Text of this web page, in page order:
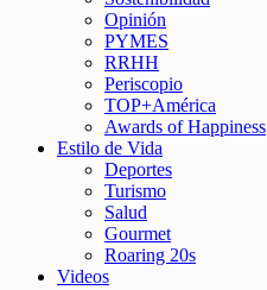
Opinión
PYMES
RRHH
Periscopio
TOP+América
Awards of Happiness
Estilo de Vida
Deportes
Turismo
Salud
Gourmet
Roaring 20s
Videos